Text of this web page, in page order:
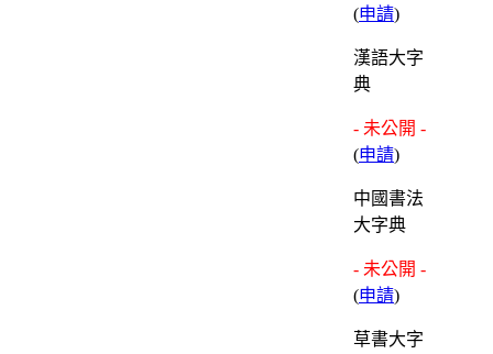
(申請)
漢語大字
典
- 未公開 -
(申請)
中國書法
大字典
- 未公開 -
(申請)
草書大字